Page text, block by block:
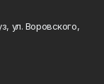
ул. Воровского,